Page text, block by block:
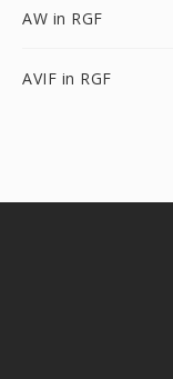
AW in RGF
AVIF in RGF